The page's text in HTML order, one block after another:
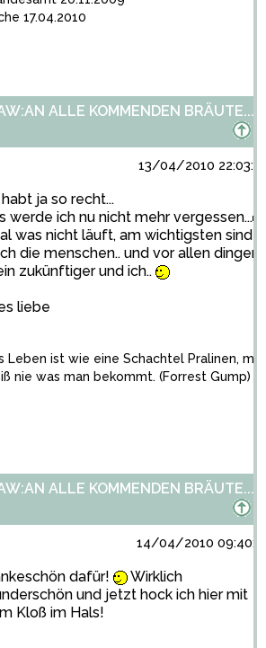
17.04.2010
ALLE KOMMENDEN BRÄUTE...
13/04/2010
habt ja so recht...
werde ich nu nicht mehr vergessen...
was nicht läuft, am wichtigsten sind
die menschen.. und vor allen dingen
zukünftiger und ich..
liebe
Leben ist wie eine Schachtel Pralinen,
nie was man bekommt. (Forrest Gump)
ALLE KOMMENDEN BRÄUTE...
14/04/2010
dafür!
Wirklich
und jetzt hock ich hier mit
Kloß im Hals!